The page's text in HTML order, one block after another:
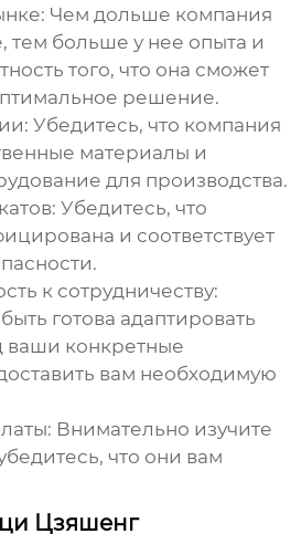
Чем дольше компания
тем больше у нее опыта и
того, что она сможет
решение.
Убедитесь, что компания
материалы и
для производства.
Убедитесь, что
и соответствует
к сотрудничеству:
готова адаптировать
ваши конкретные
вам необходимую
Внимательно изучите
что они вам
Цзяшенг